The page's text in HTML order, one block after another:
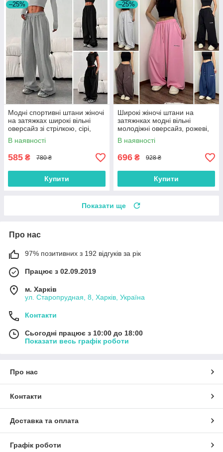
–25%
Модні спортивні штани жіночі
на затяжках широкі вільні
оверсайз зі стрілкою, сірі,
чорні
В наявності
585 ₴ 780 ₴
Купити
–25%
Широкі жіночі штани на
затяжнках модні вільні
молодіжні оверсайз, рожеві,
коричневі, чорні, сірі
В наявності
696 ₴ 928 ₴
Купити
Показати ще
Про нас
97% позитивних з 192 відгуків за рік
Працює з 02.09.2019
м. Харків
ул. Старопрудная, 8, Харків, Україна
Контакти
Сьогодні працює з 10:00 до 18:00
Показати весь графік роботи
Про нас
Контакти
Доставка та оплата
Графік роботи